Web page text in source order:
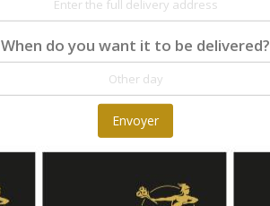
Affection Pink Roses
0%
When do you want it to be delivered?
Envoyer